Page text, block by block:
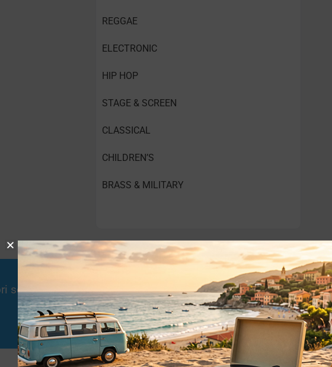
REGGAE
ELECTRONIC
HIP HOP
STAGE & SCREEN
CLASSICAL
CHILDREN’S
BRASS & MILITARY
se potremmo essere interessati!